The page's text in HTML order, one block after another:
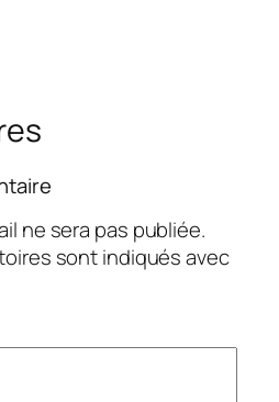
ne sera pas publiée.
sont indiqués avec